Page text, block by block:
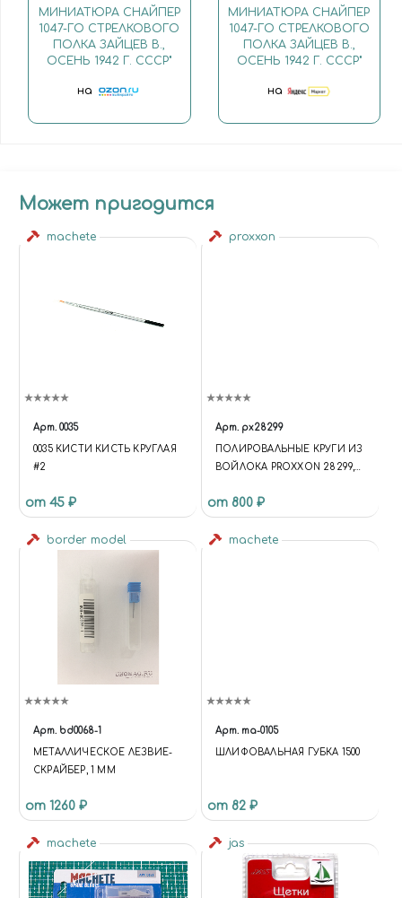
МИНИАТЮРА СНАЙПЕР
1047-ГО СТРЕЛКОВОГО
ПОЛКА ЗАЙЦЕВ В.,
ОСЕНЬ 1942 Г. СССР"
на
МИНИАТЮРА СНАЙПЕР
1047-ГО СТРЕЛКОВОГО
ПОЛКА ЗАЙЦЕВ В.,
ОСЕНЬ 1942 Г. СССР"
на
Может пригодится
machete
Арт. 0035
0035 КИСТИ КИСТЬ КРУГЛАЯ
#2
от 45 ₽
proxxon
Арт. px28299
ПОЛИРОВАЛЬНЫЕ КРУГИ ИЗ
ВОЙЛОКА PROXXON 28299,
от 800 ₽
border model
Арт. bd0068-1
МЕТАЛЛИЧЕСКОЕ ЛЕЗВИЕ-
СКРАЙБЕР, 1 ММ
от 1260 ₽
machete
Арт. ma-0105
ШЛИФОВАЛЬНАЯ ГУБКА 1500
от 82 ₽
machete jas